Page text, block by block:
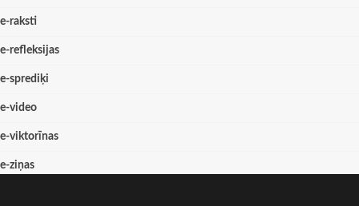
e-raksti
e-refleksijas
e-sprediķi
e-video
e-viktorīnas
e-ziņas